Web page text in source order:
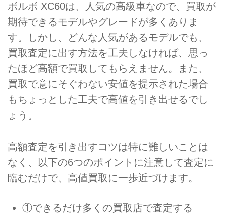
ボルボ XC60は、人気の高級車なので、買取が
期待できるモデルやグレードが多くありま
す。しかし、どんな人気があるモデルでも、
買取査定に出す方法を工夫しなければ、思っ
たほど高額で買取してもらえません。また、
買取で意にそぐわない安値を提示された場合
もちょっとした工夫で高値を引き出せるでし
ょう。
高額査定を引き出すコツは特に難しいことは
なく、以下の6つのポイントに注意して査定に
臨むだけで、高値買取に一歩近づけます。
①できるだけ多くの買取店で査定する